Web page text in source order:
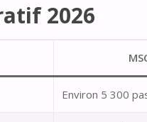
2026
Environ 5 300